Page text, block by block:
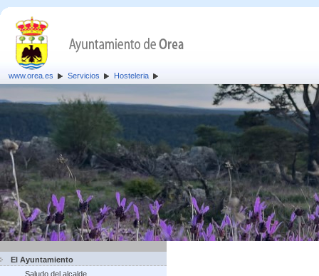
www.orea.es Servicios Hosteleria
El Ayuntamiento
Saludo del alcalde